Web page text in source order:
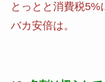
とっとと消費税5%
バカ安倍は。